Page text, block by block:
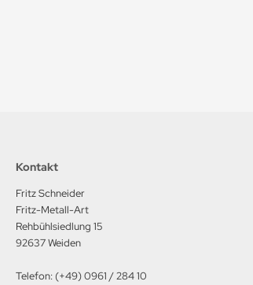
Kontakt
Fritz Schneider
Fritz-Metall-Art
Rehbühlsiedlung 15
92637 Weiden
Telefon: (+49) 0961 / 284 10